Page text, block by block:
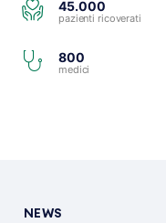
45.000
pazienti ricoverati
800
medici
NEWS